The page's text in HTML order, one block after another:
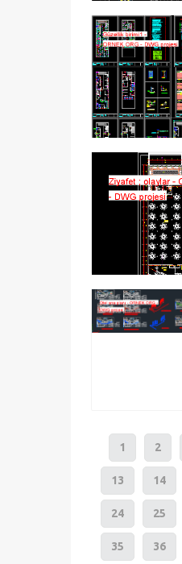
1 2
13 14
24 25
35 36